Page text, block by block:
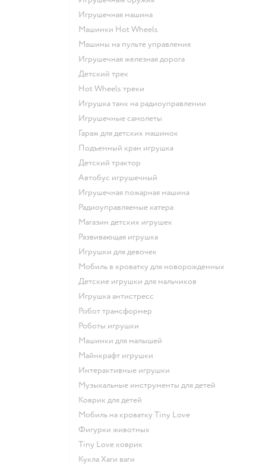
Игрушечная машина
Машинки Hot Wheels
Машины на пульте управления
Игрушечная железная дорога
Детский трек
Hot Wheels треки
Игрушка танк на радиоуправлении
Игрушечные самолеты
Гараж для детских машинок
Подъемный кран игрушка
Детский трактор
Автобус игрушечный
Игрушечная пожарная машина
Радиоуправляемые катера
Магазин детских игрушек
Развивающая игрушка
Игрушки для девочек
Мобиль в кроватку для новорожденных
Детские игрушки для мальчиков
Игрушка антистресс
Робот трансформер
Роботы игрушки
Машинки для малышей
Майнкрафт игрушки
Интерактивные игрушки
Музыкальные инструменты для детей
Коврик для детей
Мобиль на кроватку Tiny Love
Фигурки животных
Tiny Love коврик
Кукла Хаги ваги